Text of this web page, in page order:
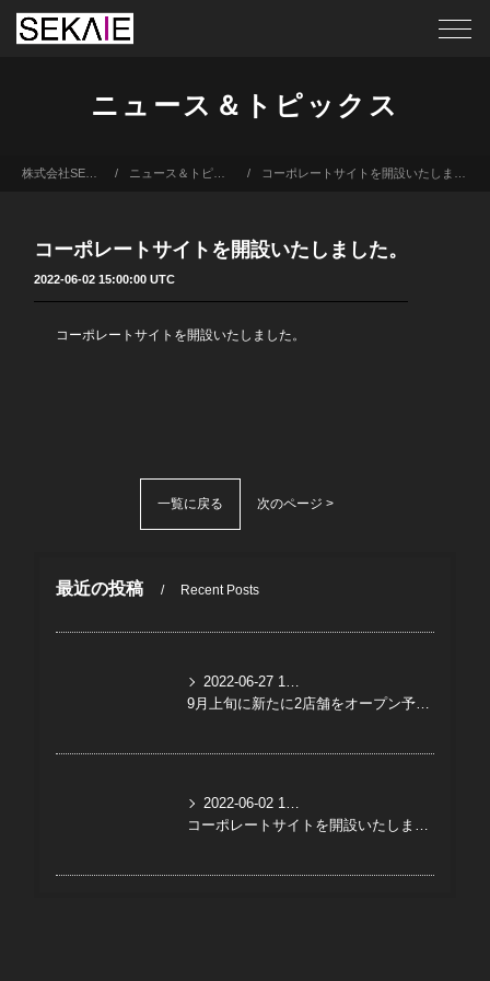
ニュース＆トピックス
ニュース＆トピックス コーポレートサイトを開設いたしました。
コーポレートサイトを開設いたしました。
2022-06-02 15:00:00 UTC
コーポレートサイトを開設いたしました。
一覧に戻る 次のページ >
最近の投稿 Recent Posts
2022-06-27 15:00:00 UTC
2022-06-02 15:00:00 UTC